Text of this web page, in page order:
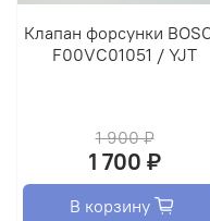
Клапан форсунки
F00VC01051 / YJT
1 900 ₽
1 700 ₽
В корзину